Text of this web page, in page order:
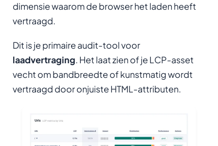
dimensie waarom de browser het laden heeft
vertraagd.
Dit is je primaire audit-tool voor
laadvertraging . Het laat zien of je LCP-asset
vecht om bandbreedte of kunstmatig wordt
vertraagd door onjuiste HTML-attributen.